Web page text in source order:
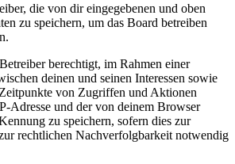
die von dir eingegebenen und oben
zu speichern, um das Board betreiben
berechtigt, im Rahmen einer
deinen und seinen Interessen sowie
von Zugriffen und Aktionen
Adresse und der von deinem Browser
zu speichern, sofern dies zur
rechtlichen Nachverfolgbarkeit notwendig